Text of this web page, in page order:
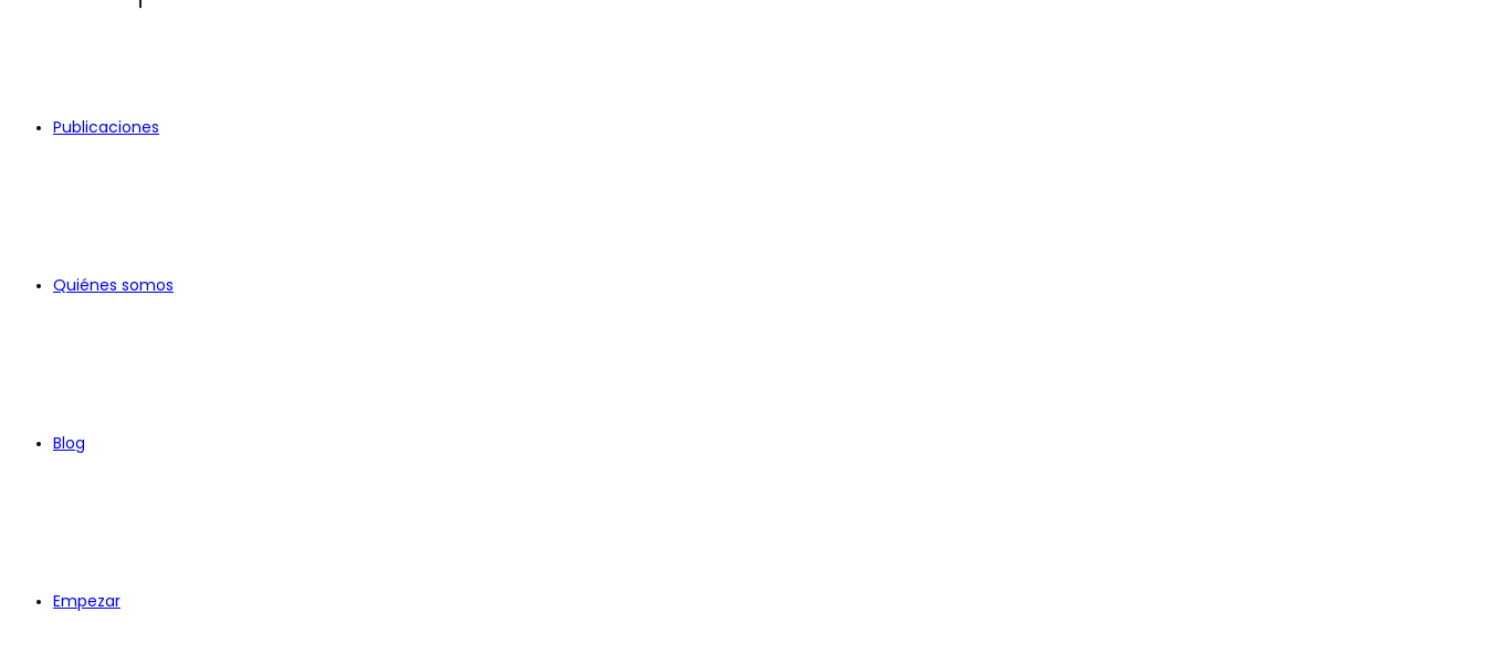
Publicaciones
Quiénes somos
Blog
Empezar